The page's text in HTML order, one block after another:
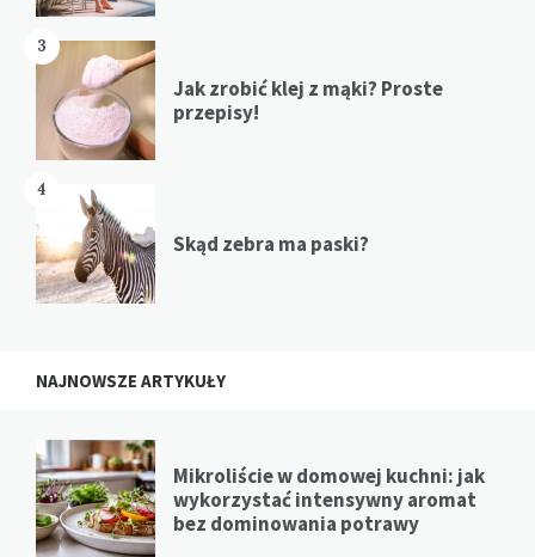
3
Jak zrobić klej z mąki? Proste
przepisy!
4
Skąd zebra ma paski?
NAJNOWSZE ARTYKUŁY
Mikroliście w domowej kuchni: jak
wykorzystać intensywny aromat
bez dominowania potrawy